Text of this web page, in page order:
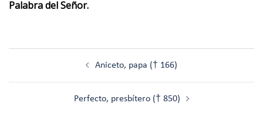
Palabra del Señor.
Aniceto, papa († 166)
Perfecto, presbítero († 850)